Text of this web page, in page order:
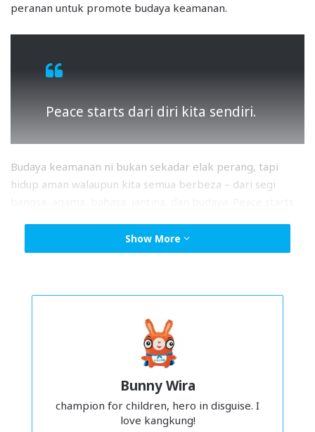
peranan untuk promote budaya keamanan.
Peace starts dari diri kita sendiri.
Budaya keamanan ni bukan sekadar elak perang, tapi
hidup aman walaupun kita semua berbeza – dari segi
Jom celebrate Hari Dunia untuk
Kepelbagaian Budaya Dialog dan Pembangunan
Day for Cultural Diversity for Dialogue and Development)
tak payah tunggu setahun sekali pun! Ada banyak cara
persefahaman antara budaya. Here are 10 easy ideas:
Check diri sendiri dulu.Apa kepercayaan dan bias
Show More
Bunny Wira
champion for children, hero in disguise. I
love kangkung!